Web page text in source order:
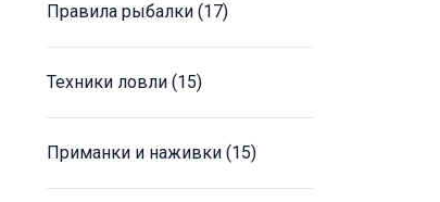
Правила рыбалки (17)
Техники ловли (15)
Приманки и наживки (15)